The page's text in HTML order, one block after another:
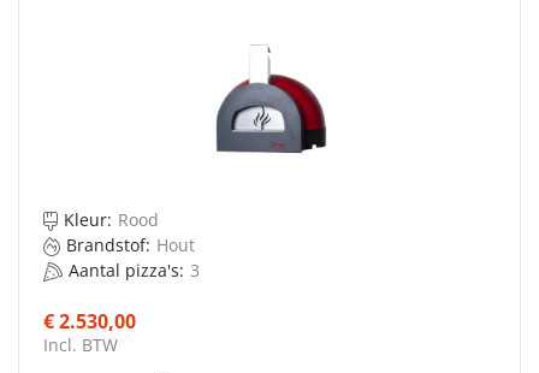
Kleur: Rood
Brandstof: Hout
Aantal pizza's: 3
€ 2.530,00
Incl. BTW